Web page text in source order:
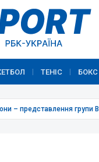
ТЕНІС БОКС
– представлення групи B